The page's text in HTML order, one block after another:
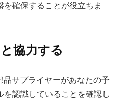
確保することが役立ちま
協力する
品サプライヤーがあなたの予
認識していることを確認し